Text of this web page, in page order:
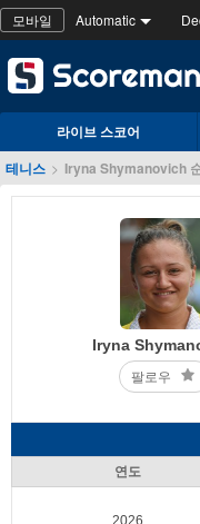
모바일 Automatic
라이브 스코어
테니스 > Iryna Shymanovich
Iryna
팔로우
연도
2026